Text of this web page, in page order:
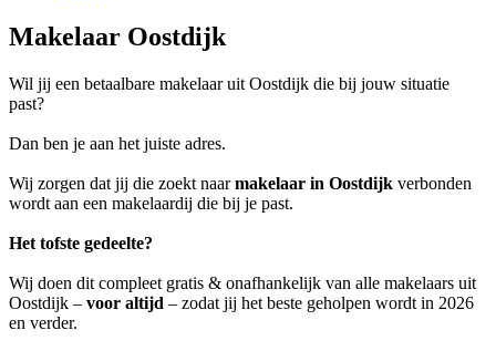
Makelaar Oostdijk
Wil jij een betaalbare makelaar uit Oostdijk die bij jouw situatie
past?
Dan ben je aan het juiste adres.
Wij zorgen dat jij die zoekt naarmakelaar in Oostdijk verbonden
wordt aan een makelaardij die bij je past.
Het tofste gedeelte?
Wij doen dit compleet gratis & onafhankelijk van alle makelaars uit
Oostdijk – voor altijd – zodat jij het beste geholpen wordt in 2026
en verder.